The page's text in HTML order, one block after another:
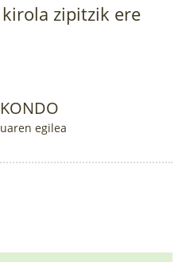
zipitzik ere
egilea